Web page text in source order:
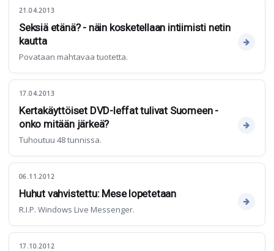
21.04.2013
Seksiä etänä? - näin kosketellaan intiimisti netin
kautta
Povataan mahtavaa tuotetta.
17.04.2013
Kertakäyttöiset DVD-leffat tulivat Suomeen -
onko mitään järkeä?
Tuhoutuu 48 tunnissa.
06.11.2012
Huhut vahvistettu: Mese lopetetaan
R.I.P. Windows Live Messenger.
17.10.2012